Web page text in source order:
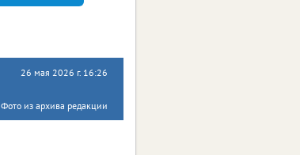
26 мая 2026 г. 16:26
Фото из архива редакции